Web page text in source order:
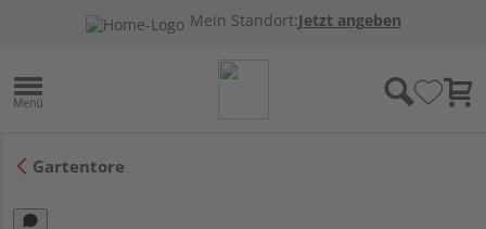
Mein Standort:Jetzt angeben
Gartentore